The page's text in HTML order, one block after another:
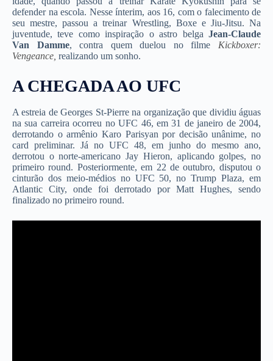
defender na escola. Nesse ínterim, aos 16, com o falecimento de
seu mestre, passou a treinar Wrestling, Boxe e Jiu-Jitsu. Na
juventude, teve como inspiração o astro belga Jean-Claude
Van Damme, contra quem duelou no filme Kickboxer:
Vengeance, realizando um sonho.
A CHEGADA AO UFC
A estreia de Georges St-Pierre na organização que dividiu águas
na sua carreira ocorreu no UFC 46, em 31 de janeiro de 2004,
derrotando o armênio Karo Parisyan por decisão unânime, no
card preliminar. Já no UFC 48, em junho do mesmo ano,
derrotou o norte-americano Jay Hieron, aplicando golpes, no
primeiro round. Posteriormente, em 22 de outubro, disputou o
cinturão dos meio-médios no UFC 50, no Trump Plaza, em
Atlantic City, onde foi derrotado por Matt Hughes, sendo
finalizado no primeiro round.